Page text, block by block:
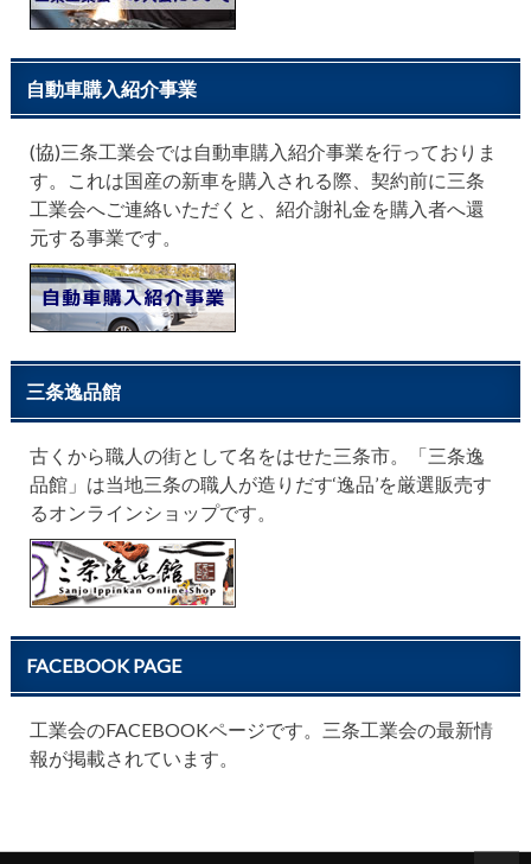
自動車購入紹介事業
(協)三条工業会では自動車購入紹介事業を行っておりま
す。これは国産の新車を購入される際、契約前に三条
工業会へご連絡いただくと、紹介謝礼金を購入者へ還
元する事業です。
三条逸品館
古くから職人の街として名をはせた三条市。「三条逸
品館」は当地三条の職人が造りだす‘逸品’を厳選販売す
るオンラインショップです。
FACEBOOK PAGE
工業会のFACEBOOKページです。三条工業会の最新情
報が掲載されています。